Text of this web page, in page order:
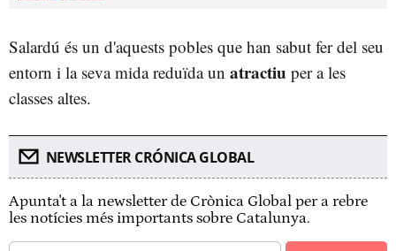
Salardú és un d'aquests pobles que han sabut fer del seu
entorn i la seva mida reduïda un atractiu per a les
classes altes.
NEWSLETTER CRÓNICA GLOBAL
Apunta't a la newsletter de Crònica Global per a rebre
les notícies més importants sobre Catalunya.